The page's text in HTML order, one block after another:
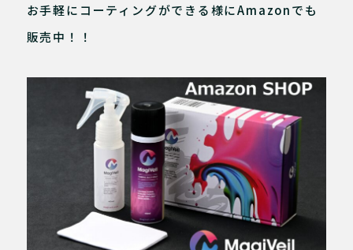
お手軽にコーティングができる様にAmazonでも
販売中！！